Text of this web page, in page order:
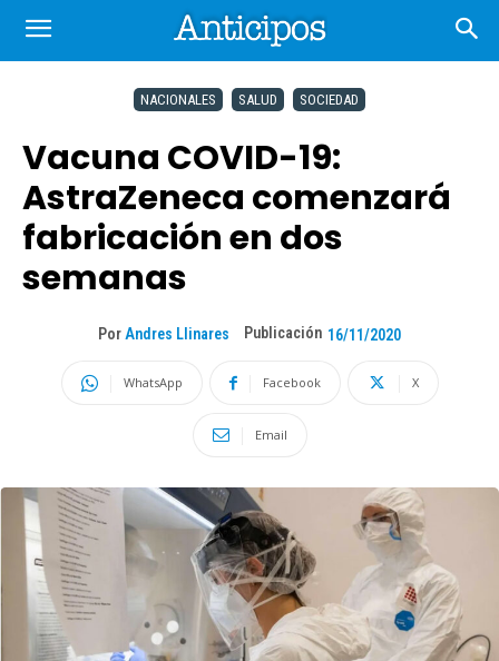
NACIONALES SALUD SOCIEDAD
Vacuna COVID-19:
AstraZeneca comenzará
fabricación en dos
semanas
Por Andres Llinares Publicación 16/11/2020
WhatsApp Facebook X
Email